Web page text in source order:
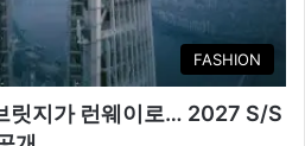
FASHION
릿지가 런웨이로… 2027 S/S